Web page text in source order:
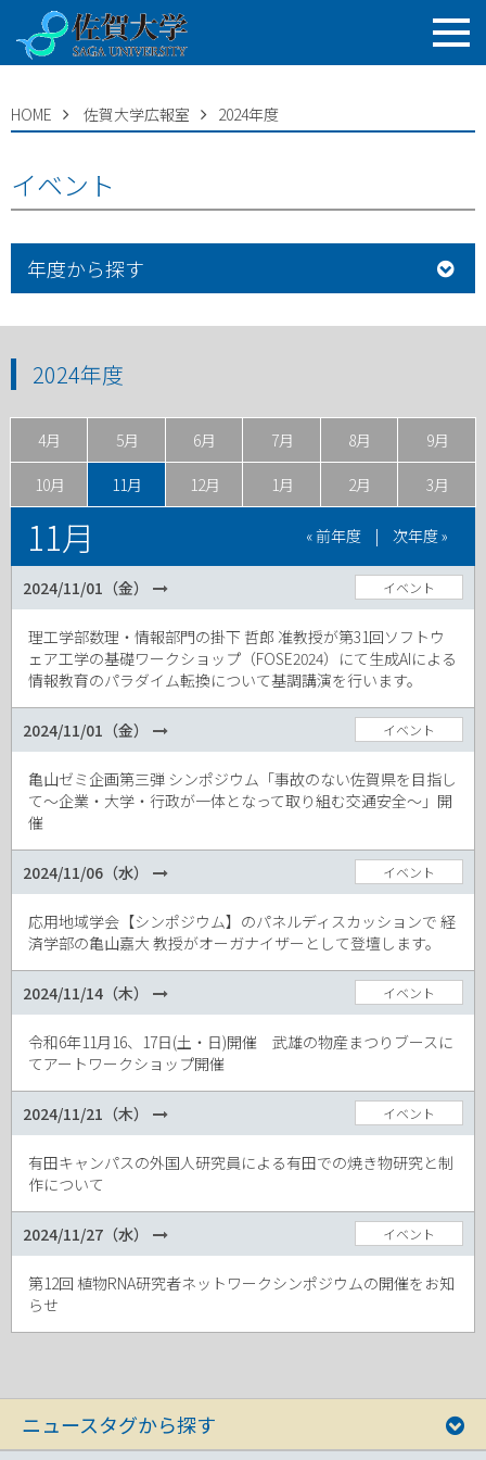
HOME 佐賀大学広報室 2024年度
イベント
年度から探す
2024年度
4月 5月 6月 7月 8月 9月
10月 11月 12月 1月 2月 3月
11月 « 前年度 | 次年度 »
2024/11/01（金）
理工学部数理・情報部門の掛下 哲郎 准教授が第31回ソフトウ
ェア工学の基礎ワークショップ（FOSE2024）にて生成AIによる
情報教育のパラダイム転換について基調講演を行います。
イベント
2024/11/01（金）
亀山ゼミ企画第三弾 シンポジウム「事故のない佐賀県を目指し
て〜企業・大学・行政が一体となって取り組む交通安全〜」開
催
イベント
2024/11/06（水）
応用地域学会【シンポジウム】のパネルディスカッションで 経
済学部の亀山嘉大 教授がオーガナイザーとして登壇します。
イベント
2024/11/14（木）
令和6年11月16、17日(土・日)開催 武雄の物産まつりブースに
てアートワークショップ開催
イベント
2024/11/21（木）
有田キャンパスの外国人研究員による有田での焼き物研究と制
作について
イベント
2024/11/27（水）
第12回 植物RNA研究者ネットワークシンポジウムの開催をお知
らせ
イベント
ニュースタグから探す